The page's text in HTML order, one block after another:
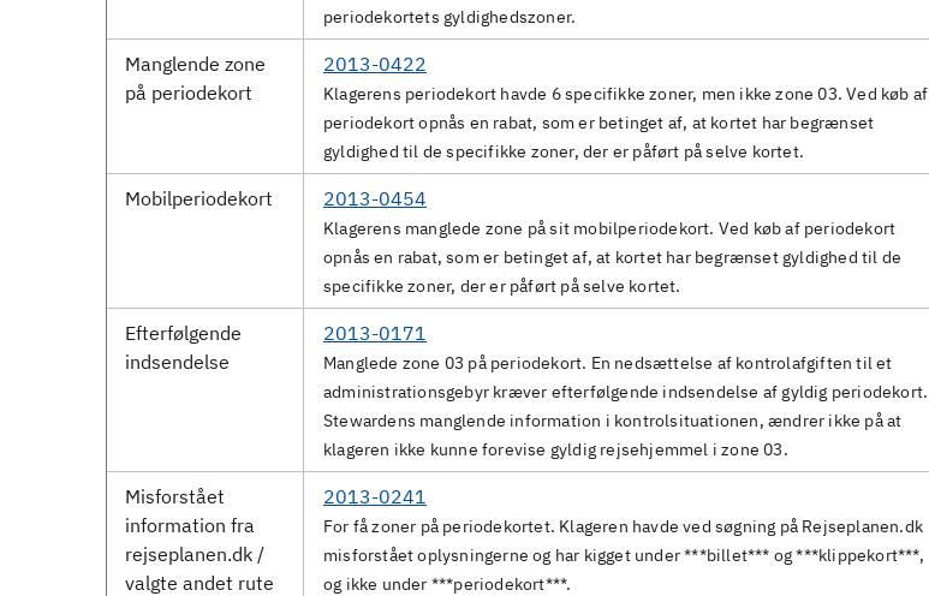
periodekortets gyldighedszoner.
Manglende zone
på periodekort
2013-0422
Klagerens periodekort havde 6 specifikke zoner, men ikke zone 03. Ved køb af
periodekort opnås en rabat, som er betinget af, at kortet har begrænset
gyldighed til de specifikke zoner, der er påført på selve kortet.
Mobilperiodekort 2013-0454
Klagerens manglede zone på sit mobilperiodekort. Ved køb af periodekort
opnås en rabat, som er betinget af, at kortet har begrænset gyldighed til de
specifikke zoner, der er påført på selve kortet.
Efterfølgende
indsendelse
2013-0171
Manglede zone 03 på periodekort. En nedsættelse af kontrolafgiften til et
administrationsgebyr kræver efterfølgende indsendelse af gyldig periodekort.
Stewardens manglende information i kontrolsituationen, ændrer ikke på at
klageren ikke kunne forevise gyldig rejsehjemmel i zone 03.
Misforstået
information fra
rejseplanen.dk /
valgte andet rute
2013-0241
For få zoner på periodekortet. Klageren havde ved søgning på Rejseplanen.dk
misforstået oplysningerne og har kigget under ***billet*** og ***klippekort***,
og ikke under ***periodekort***.